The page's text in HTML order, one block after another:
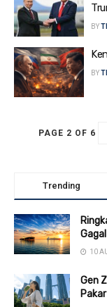
BY
BY
PAGE 2 OF 6
Trending
10
Gen
Pakar